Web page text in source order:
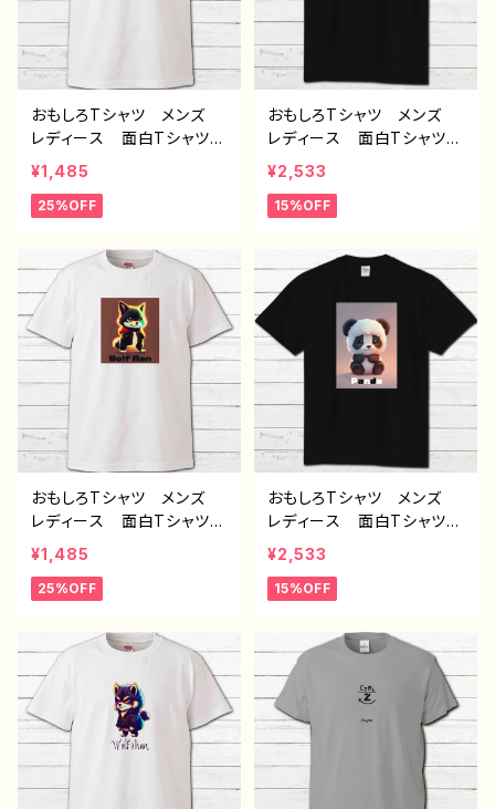
おもしろTシャツ メンズ
レディース 面白Tシャツ
かわいい おしゃれ 動
物 イラスト パンダ 個
性的 おすすめ 人気 イ
ー 絵師 オリジナル デ
ザイン グッズ プリント白
Tシャツ ネタTシャツ ノ
ンブランド 半袖 デザイ
ン コラボ H-7
¥1,485
25%OFF
おもしろTシャツ メンズ
レディース 面白Tシャツ
かわいい おしゃれ 動
物 イラスト 猫 ねこ
ネコ 個性的 おすすめ
クリエイター 絵師 オリ
ジナル デザイン グッ
ズ プリント黒Tシャツ P
Bブランド 半袖 デザイ
ン コラボ J1-9
¥2,533
15%OFF
おもしろTシャツ メンズ
レディース 面白Tシャツ
かわいい おしゃれ 動
物 イラスト おおかみ
オオカミ 狼 個性的 お
ーター クリエイター 絵
師 オリジナル デザイ
ン グッズ プリント白Tシ
ャツ PBブランド 半袖
デザイン コラボ H-7
¥1,485
25%OFF
おもしろTシャツ メンズ
レディース 面白Tシャツ
かわいい おしゃれ 動
物 イラスト パンダ 個
性的 おすすめ 人気 イ
ー 絵師 オリジナル デ
ザイン グッズ プリント黒
Tシャツ PBブランド 半
袖 デザイン コラボ J1-
9
¥2,533
15%OFF